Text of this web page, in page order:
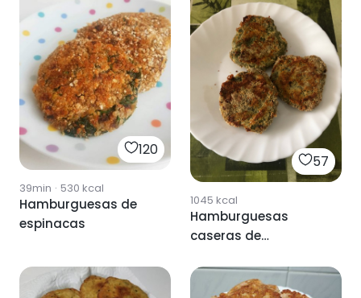
120
39min · 530 kcal
Hamburguesas de
espinacas
57
1045 kcal
Hamburguesas
caseras de